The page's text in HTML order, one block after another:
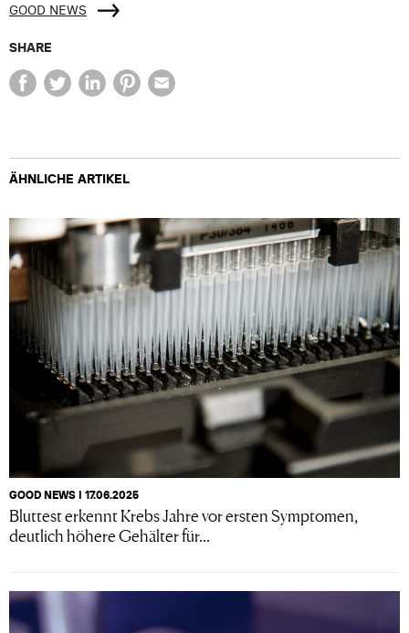
GOOD NEWS
SHARE
ÄHNLICHE ARTIKEL
GOOD NEWS I 17.06.2025
Bluttest erkennt Krebs Jahre vor ersten Symptomen,
deutlich höhere Gehälter für...